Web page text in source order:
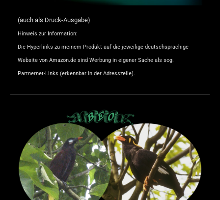
(auch als Druck-Ausgabe)
Hinweis zur Information:
Die Hyperlinks zu meinem Produkt auf die jeweilige deutschsprachige
Website von Amazon.de sind Werbung in eigener Sache als sog.
Partnernet-Links (erkennbar in der Adresszeile).